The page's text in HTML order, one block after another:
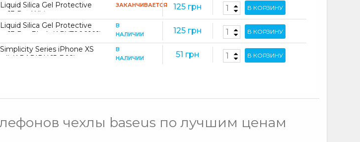
Silica Gel Protective
13 Pro White
ЗАКАНЧИВАЕТСЯ 125 грн В КОРЗИНУ
Silica Gel Protective
13 Pro Black (ARYT000101)
В
НАЛИЧИИ
125 грн В КОРЗИНУ
Series iPhone XS
(ARAPIPH65-B02)
В
НАЛИЧИИ
51 грн В КОРЗИНУ
чехлы baseus по лучшим ценам